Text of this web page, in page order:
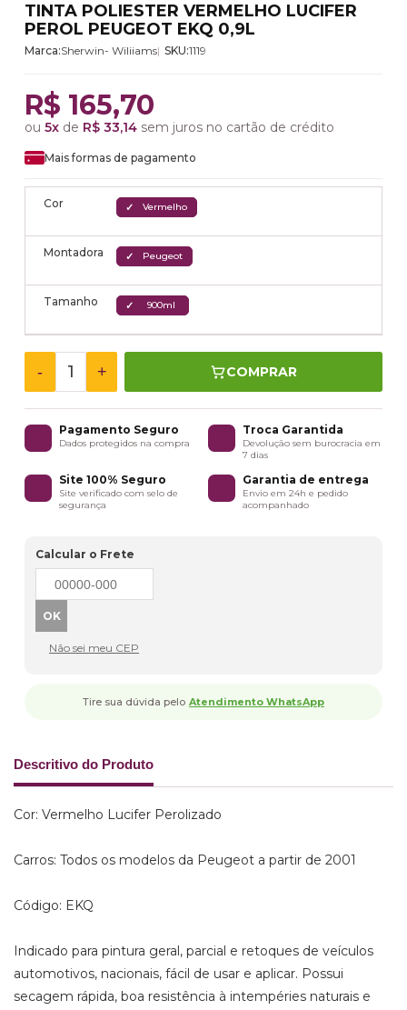
TINTA POLIESTER VERMELHO LUCIFER
PEROL PEUGEOT EKQ 0,9L
Marca:Sherwin- Wiliiams SKU:1119
R$ 165,70
ou 5x de R$ 33,14 sem juros no cartão de crédito
Mais formas de pagamento
Cor Vermelho
Montadora Peugeot
Tamanho 900ml
- + COMPRAR
Pagamento Seguro
Dados protegidos na compra
Troca Garantida
Devolução sem burocracia em
7 dias
Site 100% Seguro
Site verificado com selo de
segurança
Garantia de entrega
Envio em 24h e pedido
acompanhado
Calcular o Frete
Não sei meu CEP
Tire sua dúvida pelo Atendimento WhatsApp
Descritivo do Produto
Cor: Vermelho Lucifer Perolizado
Carros: Todos os modelos da Peugeot a partir de 2001
Código: EKQ
Indicado para pintura geral, parcial e retoques de veículos
automotivos, nacionais, fácil de usar e aplicar. Possui
secagem rápida, boa resistência à intempéries naturais e